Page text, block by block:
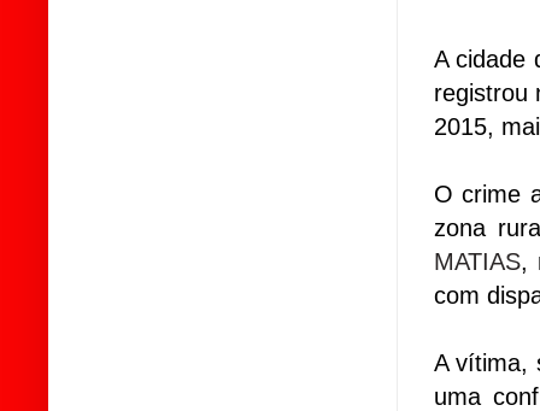
A cidade
registrou
2015,
O crime
zona
MATIAS,
com
A vítima,
uma